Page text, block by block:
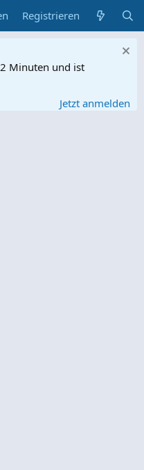
Registrieren
Minuten und ist
Jetzt anmelden